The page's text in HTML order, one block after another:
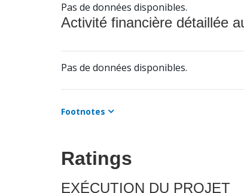
Pas de données disponibles.
Activité financière détaillée
Pas de données disponibles.
Footnotes
Ratings
EXÉCUTION DU PROJET